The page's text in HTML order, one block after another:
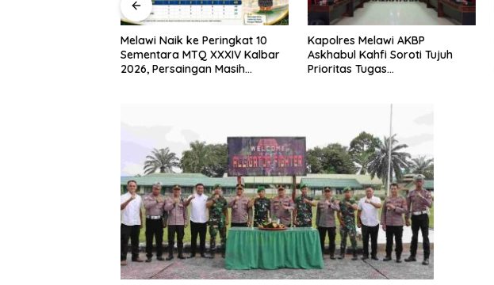
Melawi Naik ke Peringkat 10
Sementara MTQ XXXIV Kalbar
2026, Persaingan Masih
Kapolres Melawi AKBP
Askhabul Kahfi Soroti Tujuh
Prioritas Tugas